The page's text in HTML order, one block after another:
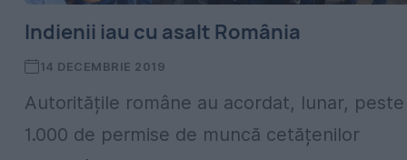
Indienii iau cu asalt România
14 DECEMBRIE 2019
Autoritățile române au acordat, lunar, peste
1.000 de permise de muncă cetățenilor